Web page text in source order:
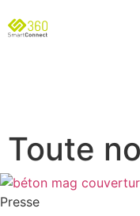
Toute
Presse